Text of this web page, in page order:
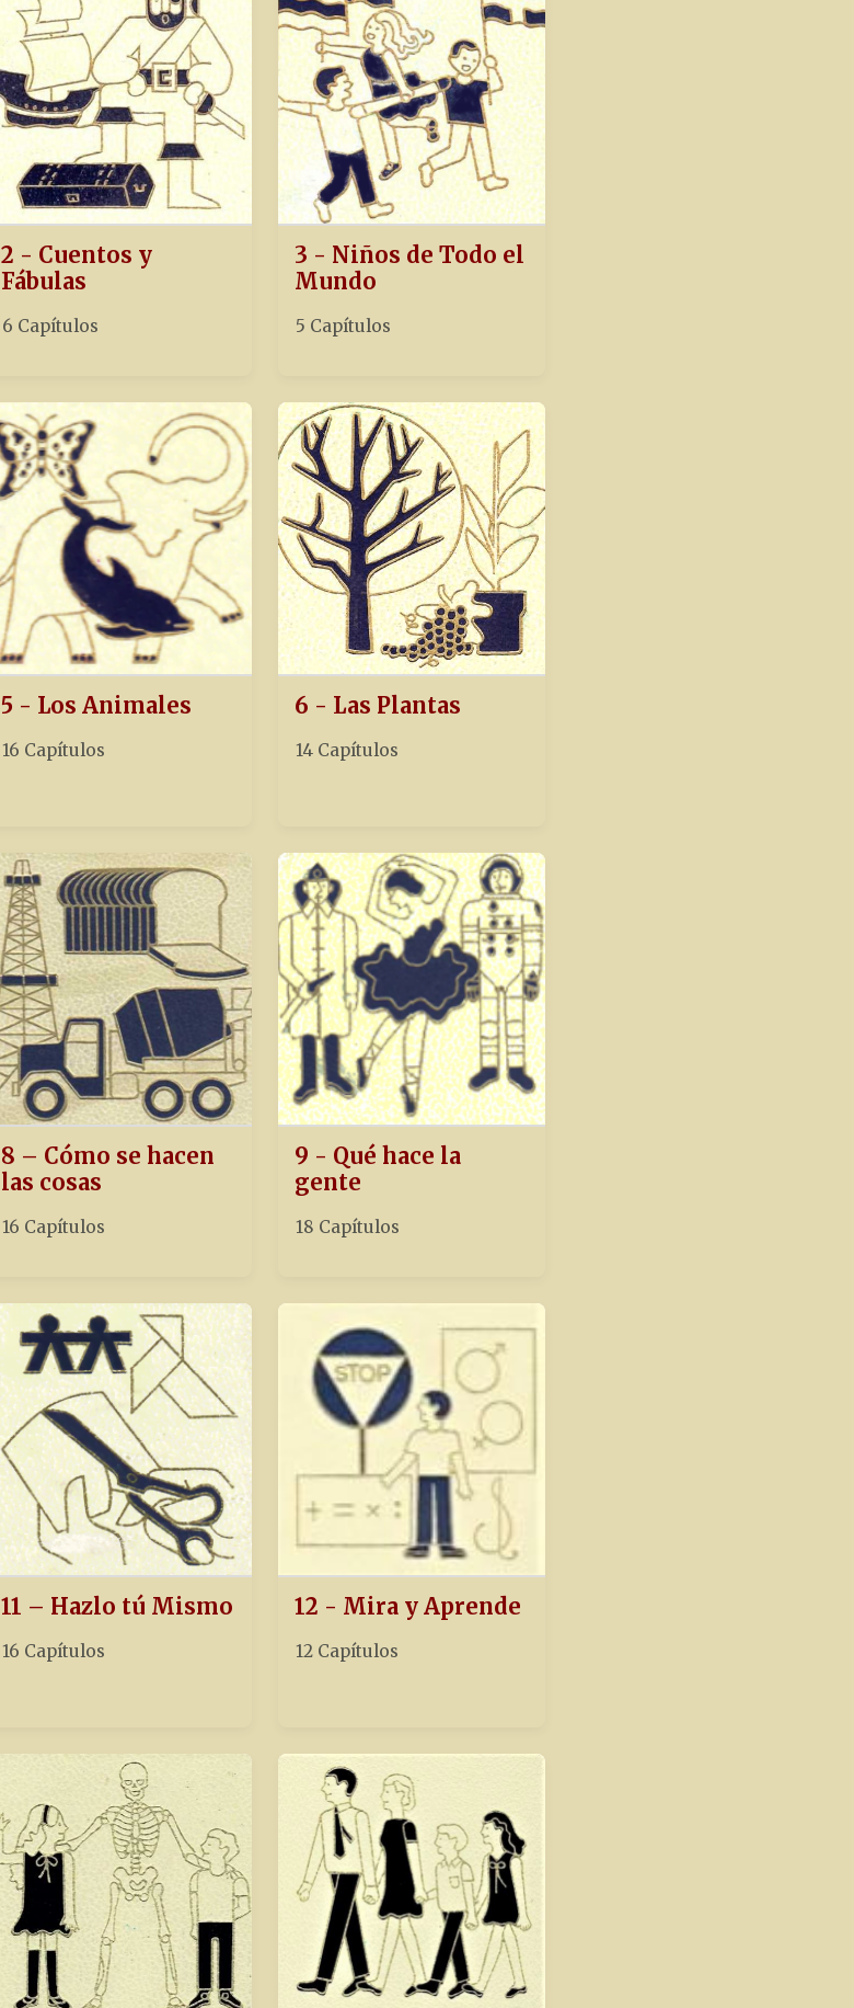
2 - Cuentos y
Fábulas
6 Capítulos
3 - Niños de Todo el
Mundo
5 Capítulos
5 - Los Animales
16 Capítulos
6 - Las Plantas
14 Capítulos
8 – Cómo se hacen
las cosas
16 Capítulos
9 - Qué hace la
gente
18 Capítulos
11 – Hazlo tú Mismo
16 Capítulos
12 - Mira y Aprende
12 Capítulos